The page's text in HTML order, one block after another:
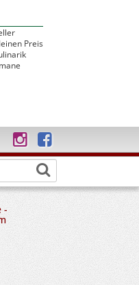
Preis
-